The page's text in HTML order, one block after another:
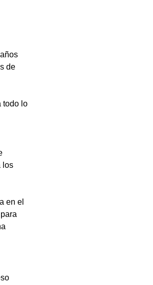
de
todo lo
los
en el